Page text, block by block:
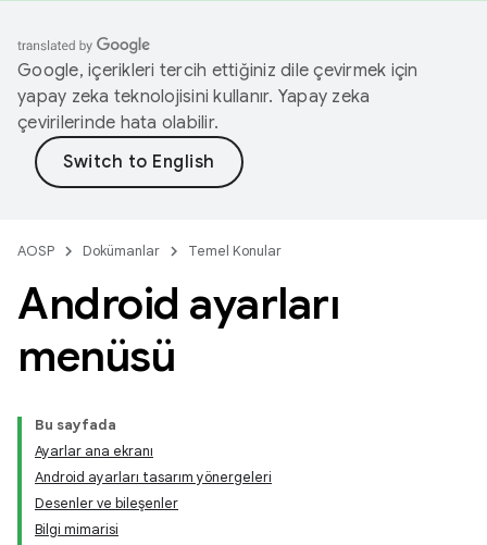
Google, içerikleri tercih ettiğiniz dile çevirmek için
yapay zeka teknolojisini kullanır. Yapay zeka
çevirilerinde hata olabilir.
AOSP Dokümanlar Temel Konular
Android ayarları
menüsü
Bu sayfada
Ayarlar ana ekranı
Android ayarları tasarım yönergeleri
Desenler ve bileşenler
Bilgi mimarisi